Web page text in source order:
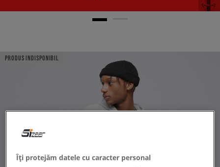
PRODUS INDISPONIBIL
Îți protejăm datele cu caracter personal